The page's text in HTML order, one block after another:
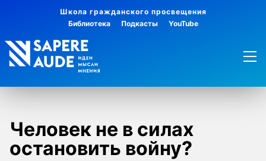
Школа гражданского просвещения
Библиотека
Подкасты YouTube
Человек не в силах
остановить войну?